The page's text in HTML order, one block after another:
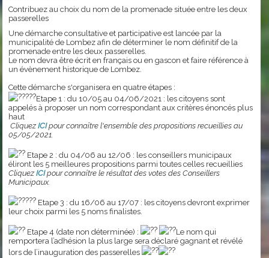
Contribuez au choix du nom de la promenade située entre les deux
passerelles
Une démarche consultative et participative est lancée par la
municipalité de Lombez afin de déterminer le nom définitif de la
promenade entre les deux passerelles.
Le nom devra être écrit en français ou en gascon et faire référence à
un évènement historique de Lombez.
Cette démarche s'organisera en quatre étapes :
Etape 1 : du 10/05 au 04/06/2021 : les citoyens sont
appelés à proposer un nom correspondant aux critères énoncés plus
haut
CliquezICIpour connaître l'ensemble des propositions recueillies au
05/05/2021.
Etape 2 : du 04/06 au 12/06 : les conseillers municipaux
éliront les 5 meilleures propositions parmi toutes celles recueillies
CliquezICIpour connaître le résultat des votes des Conseillers
Municipaux.
Etape 3 : du 16/06 au 17/07 : les citoyens devront exprimer
leur choix parmi les 5 noms finalistes.
Etape 4 (date non déterminée) :
Le nom qui
remportera l’adhésion la plus large sera déclaré gagnant et révélé
lors de l’inauguration des passerelles